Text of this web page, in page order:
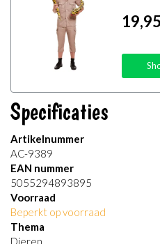
19,95
Specificaties
Artikelnummer
AC-9389
EAN nummer
5055294893895
Voorraad
Beperkt op voorraad
Thema
Dieren